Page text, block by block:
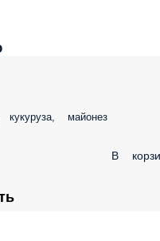
майонез
В